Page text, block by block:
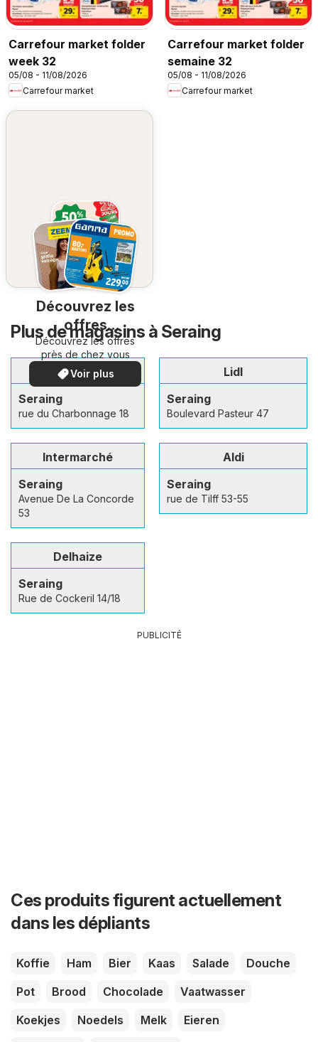
Carrefour market folder
week 32
05/08 - 11/08/2026
Carrefour market
Carrefour market folder
semaine 32
05/08 - 11/08/2026
Carrefour market
Découvrez les
offres
spéciales
Découvrez les offres
près de chez vous
Voir plus
Plus de magasins à Seraing
Carrefour
Seraing
rue du Charbonnage 18
Lidl
Seraing
Boulevard Pasteur 47
Intermarché
Seraing
Avenue De La Concorde
53
Aldi
Seraing
rue de Tilff 53-55
Delhaize
Seraing
Rue de Cockeril 14/18
PUBLICITÉ
Ces produits figurent actuellement
dans les dépliants
Koffie Ham Bier Kaas Salade
Douche
Pot
Brood Chocolade
Vaatwasser
Koekjes
Noedels Melk
Eieren